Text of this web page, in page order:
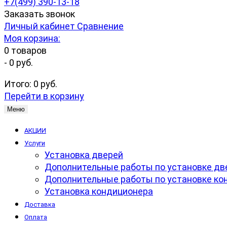
Заказать звонок
Личный кабинет Сравнение
Моя корзина:
0 товаров
- 0 руб.
Итого: 0 руб.
Перейти в корзину
Меню
АКЦИИ
Услуги
Установка дверей
Дополнительные работы по установке
Дополнительные работы по установке
Установка кондиционера
Доставка
Оплата